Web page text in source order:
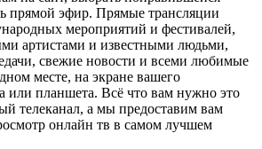
прямой эфир. Прямые трансляции
мероприятий и фестивалей,
артистами и известными людьми,
свежие новости и всеми любимые
месте, на экране вашего
или планшета. Всё что вам нужно это
телеканал, а мы предоставим вам
онлайн тв в самом лучшем